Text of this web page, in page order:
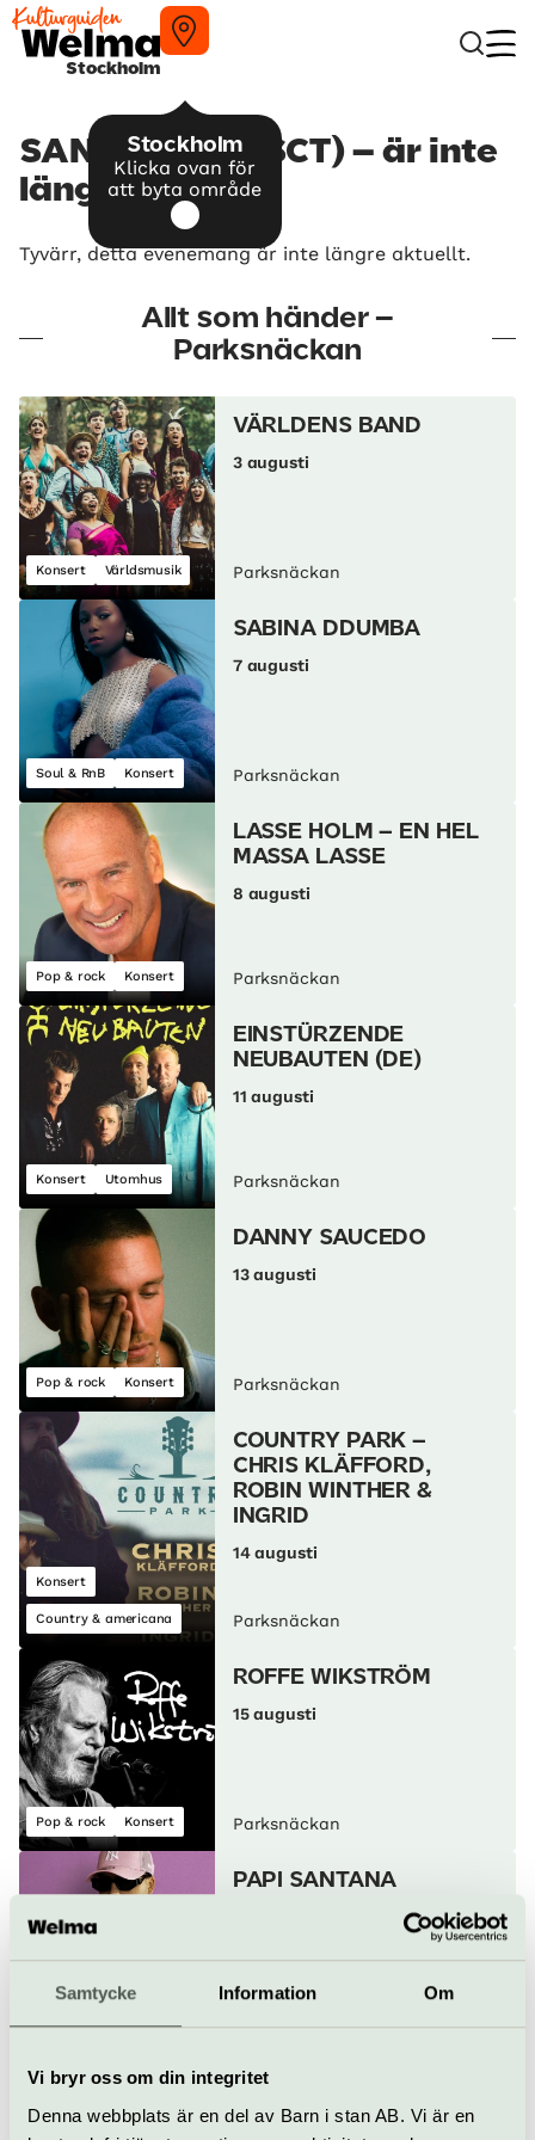
Samtycke Information Om
Vi bryr oss om din integritet
Denna webbplats är en del av Barn i stan AB. Vi är en
Stockholm
Stockholm
Klicka ovan för
att byta område
SANDI THOM (SCT) – är inte
längre aktuellt
Tyvärr, detta evenemang är inte längre aktuellt.
Allt som händer –
Parksnäckan
Konsert Världsmusik
VÄRLDENS BAND
3 augusti
Parksnäckan
Soul & RnB Konsert
SABINA DDUMBA
7 augusti
Parksnäckan
Pop & rock Konsert
LASSE HOLM – EN HEL
MASSA LASSE
8 augusti
Parksnäckan
Konsert Utomhus
EINSTÜRZENDE
NEUBAUTEN (DE)
11 augusti
Parksnäckan
Pop & rock Konsert
DANNY SAUCEDO
13 augusti
Parksnäckan
Konsert
Country & americana
COUNTRY PARK –
CHRIS KLÄFFORD,
ROBIN WINTHER &
INGRID
14 augusti
Parksnäckan
Pop & rock Konsert
ROFFE WIKSTRÖM
15 augusti
Parksnäckan
Konsert
PAPI SANTANA
Parksnäckan
KORSLAGDA
20 augusti